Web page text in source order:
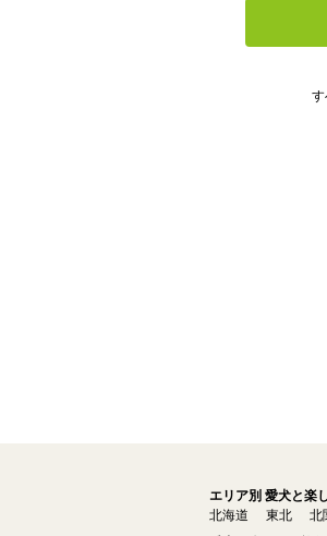
す
エリア別 愛犬と楽
北海道
東北 北